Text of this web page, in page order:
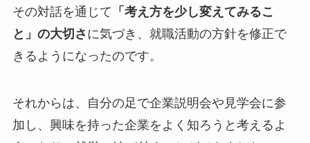
その対話を通じて 「考え方を少し変えてみるこ
と」の大切さ に気づき、就職活動の方針を修正で
きるようになったのです。
それからは、自分の足で企業説明会や見学会に参
加し、興味を持った企業をよく知ろうと考えるよ